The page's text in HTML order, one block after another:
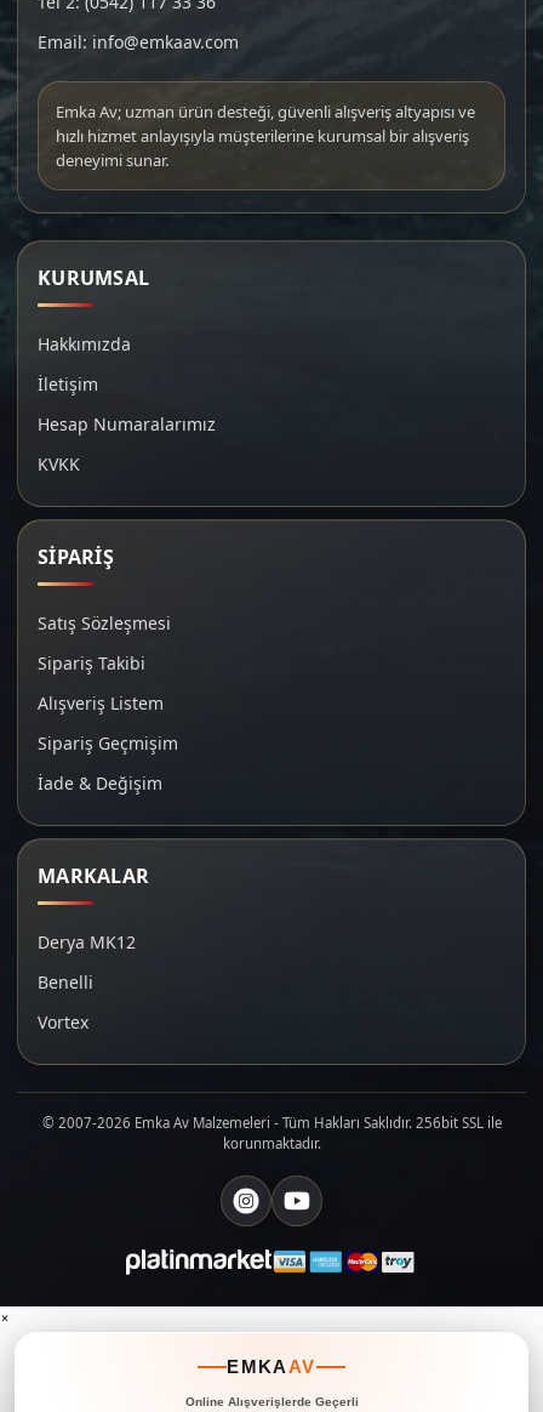
Email: info@emkaav.com
Emka Av; uzman ürün desteği, güvenli alışveriş altyapısı ve
hızlı hizmet anlayışıyla müşterilerine kurumsal bir alışveriş
deneyimi sunar.
KURUMSAL
Hakkımızda
İletişim
Hesap Numaralarımız
KVKK
SİPARİŞ
Satış Sözleşmesi
Sipariş Takibi
Alışveriş Listem
Sipariş Geçmişim
İade & Değişim
MARKALAR
Derya MK12
Benelli
Vortex
© 2007-2026 Emka Av Malzemeleri - Tüm Hakları Saklıdır. 256bit SSL ile
korunmaktadır.
×
EMKAAV
Online Alışverişlerde Geçerli